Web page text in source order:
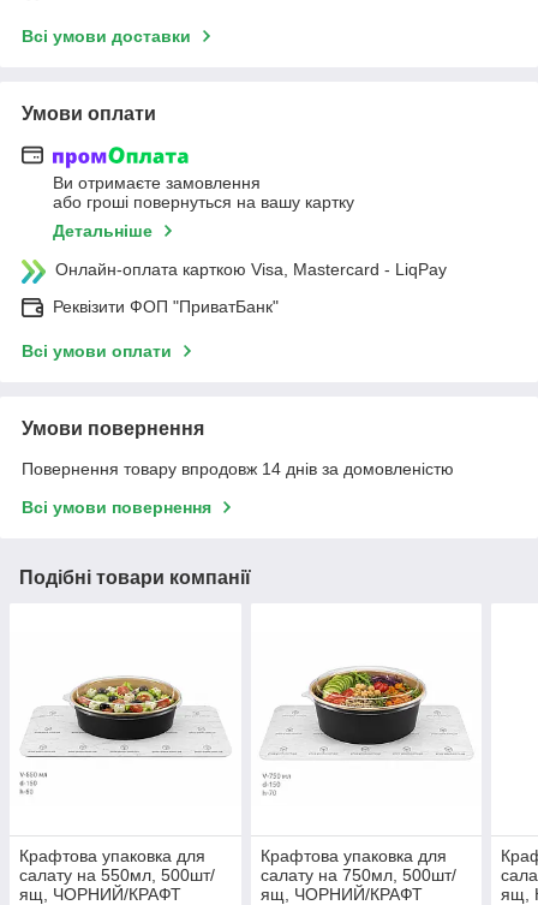
Всі умови доставки
Умови оплати
Ви отримаєте замовлення
або гроші повернуться на вашу картку
Детальніше
Онлайн-оплата карткою Visa, Mastercard - LiqPay
Реквізити ФОП "ПриватБанк"
Всі умови оплати
Умови повернення
Повернення товару впродовж 14 днів за домовленістю
Всі умови повернення
Подібні товари компанії
Крафтова упаковка для
салату на 550мл, 500шт/
ящ, ЧОРНИЙ/КРАФТ
Крафтова упаковка для
салату на 750мл, 500шт/
ящ, ЧОРНИЙ/КРАФТ
ящ,